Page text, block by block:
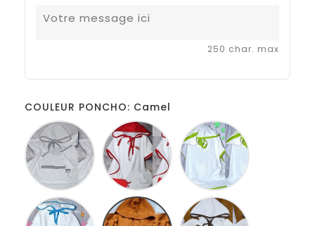
250 char. max
COULEUR PONCHO: Camel
Blanc
gris
Blanc
rouge
Blanc
turquoise
Camel